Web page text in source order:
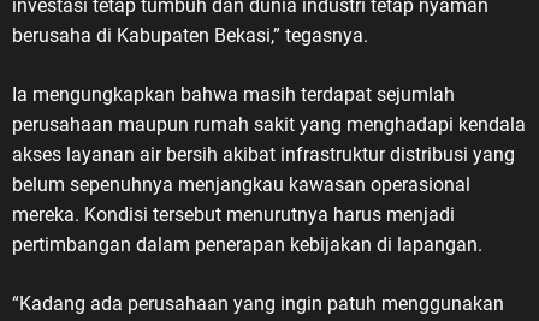
investasi tetap tumbuh dan dunia industri tetap nyaman
berusaha di Kabupaten Bekasi,” tegasnya.
Ia mengungkapkan bahwa masih terdapat sejumlah
perusahaan maupun rumah sakit yang menghadapi kendala
akses layanan air bersih akibat infrastruktur distribusi yang
belum sepenuhnya menjangkau kawasan operasional
mereka. Kondisi tersebut menurutnya harus menjadi
pertimbangan dalam penerapan kebijakan di lapangan.
“Kadang ada perusahaan yang ingin patuh menggunakan